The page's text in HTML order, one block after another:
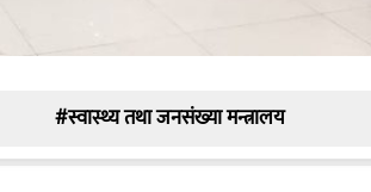
#स्वास्थ्य तथा जनसंख्या मन्त्रालय